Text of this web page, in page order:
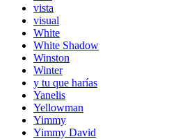
vista
visual
White
White Shadow
Winston
Winter
y tu que harías
Yanelis
Yellowman
Yimmy
Yimmy David